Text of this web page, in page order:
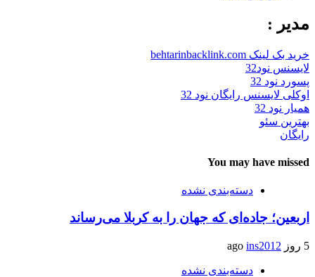
مدیر :
خرید بک لینک behtarinbacklink.com
لایسنس نود32
پسورد نود 32
اوکلی لایسنس رایگان نود 32
همیار نود 32
بهترین سئو
رایگان
You may have missed
دسته‌بندی نشده
اربعین؛ جاده‌ای که جهان را به کربلا می‌رساند
5 روز ago ins2012
دسته‌بندی نشده